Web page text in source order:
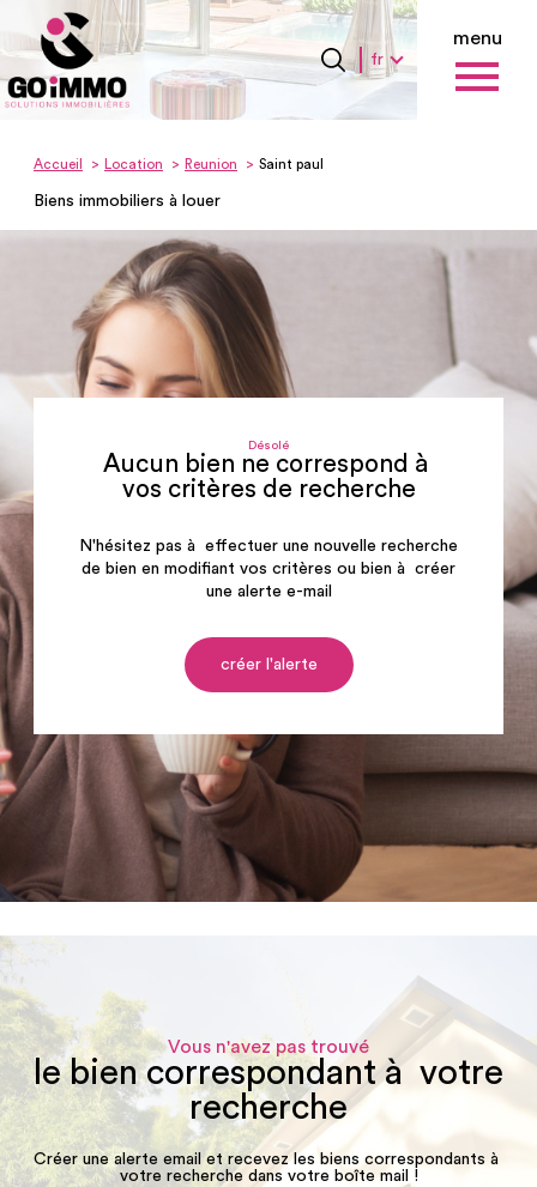
menu
Langue
fr
Accueil
0
Langue
Accueil Location Reunion Saint paul
Biens immobiliers à louer
Désolé
Aucun bien ne correspond à
vos critères de recherche
N'hésitez pas à effectuer une nouvelle recherche
de bien en modifiant vos critères ou bien à créer
une alerte e-mail
créer l'alerte
Vous n'avez pas trouvé
le bien correspondant à votre
recherche
Créer une alerte email et recevez les biens correspondants à
votre recherche dans votre boîte mail !